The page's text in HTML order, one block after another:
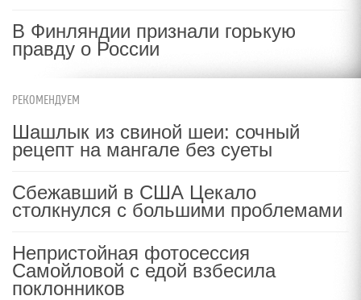
В Финляндии признали горькую
правду о России
РЕКОМЕНДУЕМ
Шашлык из свиной шеи: сочный
рецепт на мангале без суеты
Сбежавший в США Цекало
столкнулся с большими проблемами
Непристойная фотосессия
Самойловой с едой взбесила
поклонников